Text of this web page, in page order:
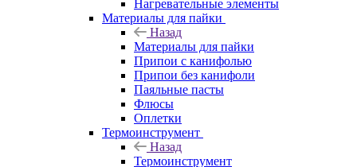
Нагревательные элементы
Материалы для пайки
Назад
Материалы для пайки
Припои с канифолью
Припои без канифоли
Паяльные пасты
Флюсы
Оплетки
Термоинструмент
Назад
Термоинструмент